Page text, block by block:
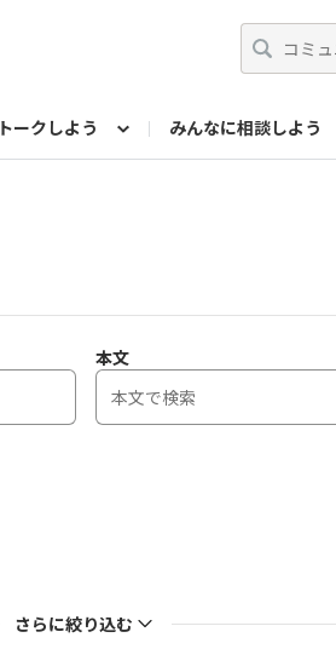
トークしよう みんなに相談しよう
本文
さらに絞り込む